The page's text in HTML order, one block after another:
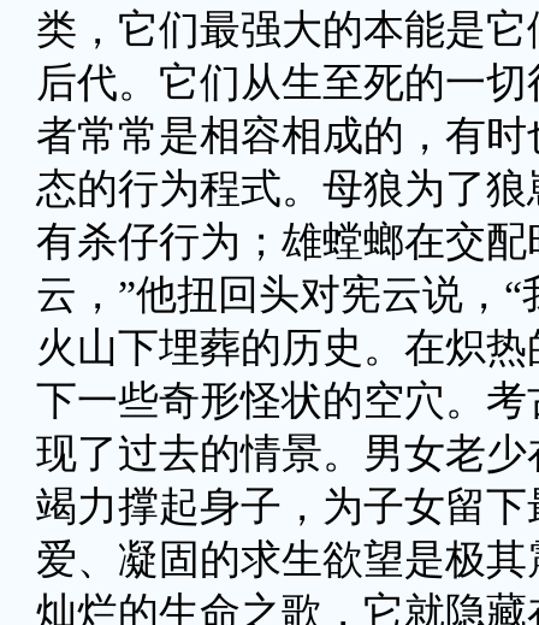
类，它们最强大的本能是
后代。它们从生至死的一
者常常是相容相成的，有
态的行为程式。母狼为了
有杀仔行为；雄螳螂在交
云，”他扭回头对宪云说，
火山下埋葬的历史。在炽
下一些奇形怪状的空穴。
现了过去的情景。男女老
竭力撑起身子，为子女留
爱、凝固的求生欲望是极
灿烂的生命之歌，它就隐